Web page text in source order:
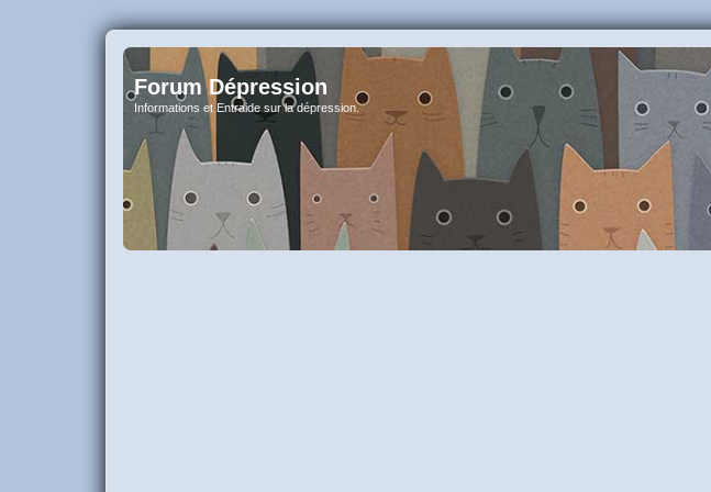
Forum Dépression
Informations et Entraide sur la dépression.